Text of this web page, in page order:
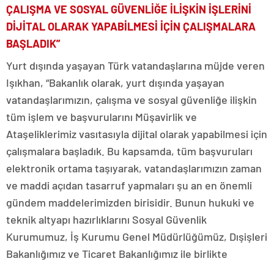
ÇALIŞMA VE SOSYAL GÜVENLİĞE İLİŞKİN İŞLERİNİ
DİJİTAL OLARAK YAPABİLMESİ İÇİN ÇALIŞMALARA
BAŞLADIK”
Yurt dışında yaşayan Türk vatandaşlarına müjde veren
Işıkhan, “Bakanlık olarak, yurt dışında yaşayan
vatandaşlarımızın, çalışma ve sosyal güvenliğe ilişkin
tüm işlem ve başvurularını Müşavirlik ve
Ataşeliklerimiz vasıtasıyla dijital olarak yapabilmesi için
çalışmalara başladık. Bu kapsamda, tüm başvuruları
elektronik ortama taşıyarak, vatandaşlarımızın zaman
ve maddi açıdan tasarruf yapmaları şu an en önemli
gündem maddelerimizden birisidir. Bunun hukuki ve
teknik altyapı hazırlıklarını Sosyal Güvenlik
Kurumumuz, İş Kurumu Genel Müdürlüğümüz, Dışişleri
Bakanlığımız ve Ticaret Bakanlığımız ile birlikte